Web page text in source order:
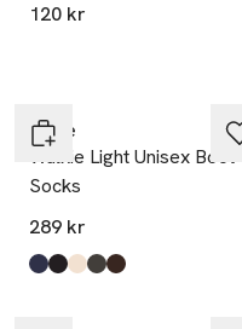
120 kr
Falke
Walkie Light Unisex Boot
Socks
289 kr
Produkten finns i färgerna:
Jeans,
Black,
Sand Mel,
Smog,
Dark Brown